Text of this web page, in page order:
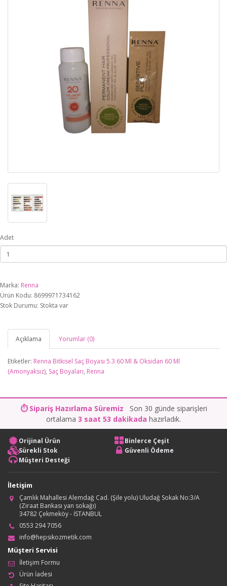
Adet
Marka: Renna
Ürün Kodu: 8699971734162
Stok Durumu: Stokta var
Açıklama Yorumlar (0)
Etiketler: Renna Bitkisel Saç Boyası 5.3 60 Ml & Oksidan 60 Ml
(Amonyaksız), Saç Boyaları, Renna
⏱ Sipariş Hazırlama Süremiz Son 30 günde siparişleri
ortalama 3 saat 53 dakikada hazırladık.
Orijinal Ürün
Binlerce Çeşit
Sürekli Stok
Güvenli Ödeme
Müşteri Desteği
İletişim
Çamlık Mahallesi Alemdağ Cad. (Şile yolu) Uludağ Sokak No:3/A
(Ziraat Bankası yan sokağı)
34782 Çekmeköy - İSTANBUL
0553 294 7056
info@hepsikozmetik.com
Müşteri Servisi
İletişim Formu
Ürün İadesi